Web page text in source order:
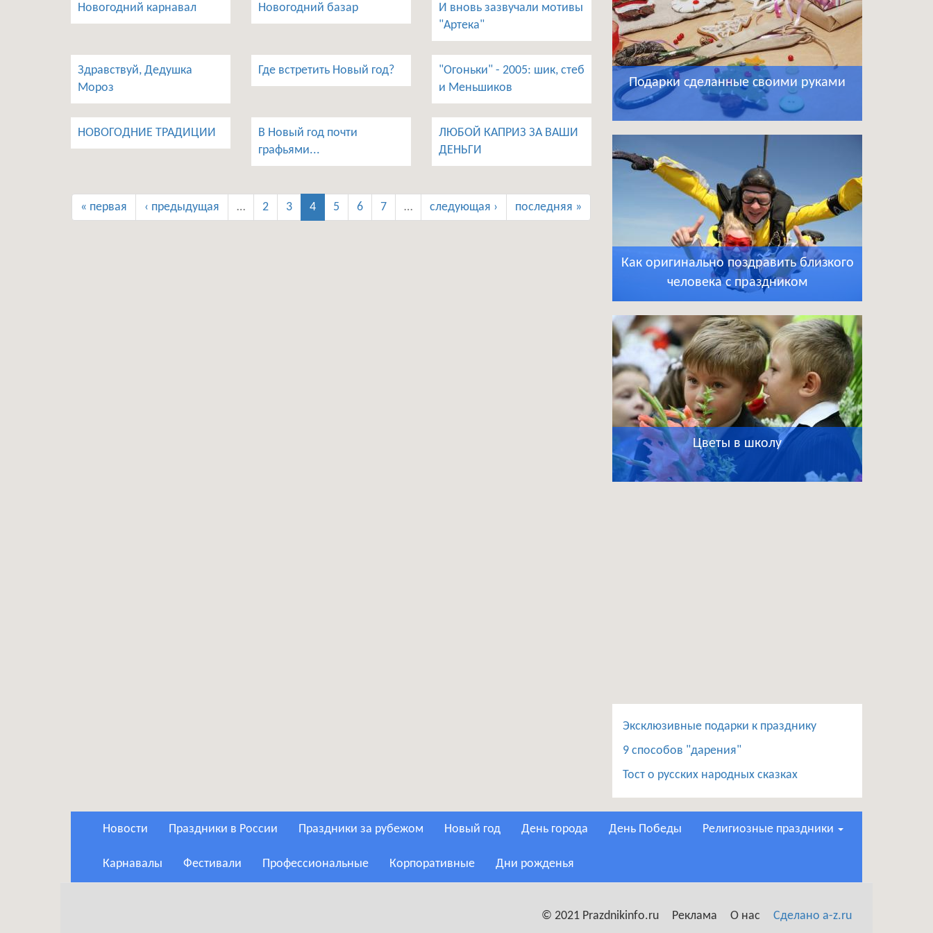
Новогодний карнавал Новогодний базар
И вновь зазвучали мотивы
"Артека"
Здравствуй, Дедушка
Мороз
Где встретить Новый год?
"Огоньки" - 2005: шик, стеб
и Меньшиков
НОВОГОДНИЕ ТРАДИЦИИ
В Новый год почти
графьями...
ЛЮБОЙ КАПРИЗ ЗА ВАШИ
ДЕНЬГИ
« первая ‹ предыдущая … 2 3 4 5 6 7 … следующая › последняя »
Подарки сделанные своими руками
Как оригинально поздравить близкого
человека с праздником
Цветы в школу
Эксклюзивные подарки к празднику
9 способов "дарения"
Тост о русских народных сказках
Новости Праздники в России Праздники за рубежом Новый год День города День Победы Религиозные праздники
Карнавалы Фестивали Профессиональные Корпоративные Дни рожденья
© 2021 Prazdnikinfo.ru Реклама О нас Сделано a-z.ru